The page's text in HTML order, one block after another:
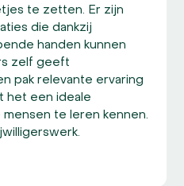
te zetten. Er zijn
die dankzij
handen kunnen
zelf geeft
pak relevante ervaring
het een ideale
te leren kennen.